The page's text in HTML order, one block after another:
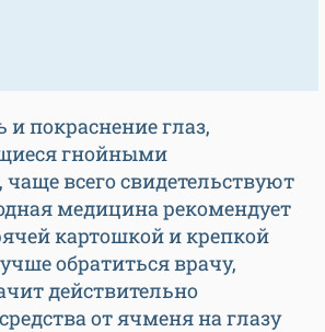
и покраснение глаз,
гнойными
всего свидетельствуют
медицина рекомендует
картошкой и крепкой
обратиться врачу,
действительно
от ячменя на глазу